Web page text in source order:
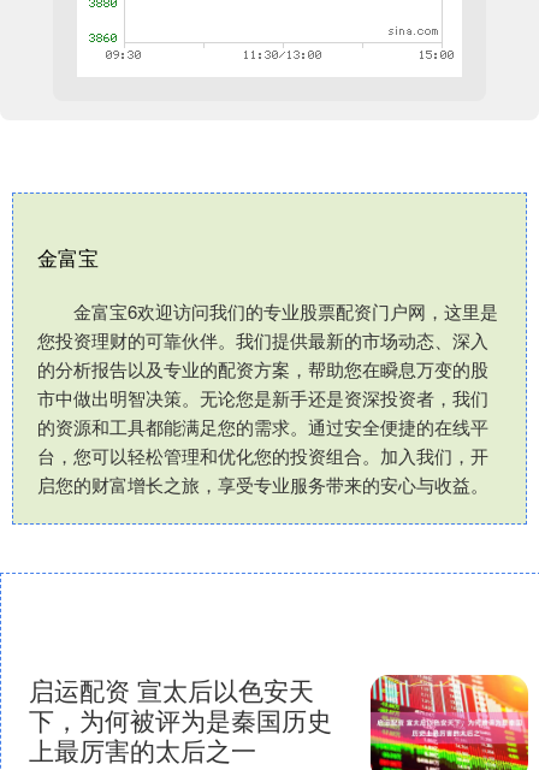
金富宝
金富宝6欢迎访问我们的专业股票配资门户网，这里是
您投资理财的可靠伙伴。我们提供最新的市场动态、深入
的分析报告以及专业的配资方案，帮助您在瞬息万变的股
市中做出明智决策。无论您是新手还是资深投资者，我们
的资源和工具都能满足您的需求。通过安全便捷的在线平
台，您可以轻松管理和优化您的投资组合。加入我们，开
启您的财富增长之旅，享受专业服务带来的安心与收益。
启运配资 宣太后以色安天
下，为何被评为是秦国历史
上最厉害的太后之一